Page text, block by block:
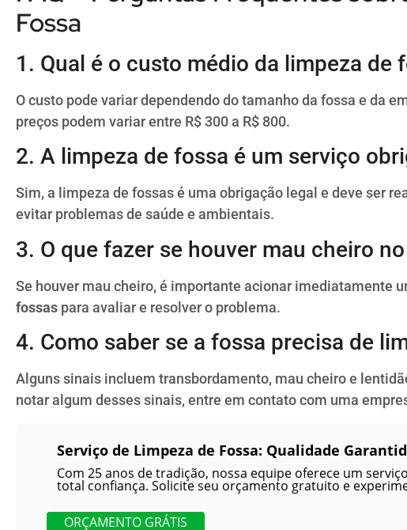
Fossa
1. Qual é o custo médio da limpeza de
O custo pode variar dependendo do tamanho da fossa e da
preços podem variar entre R$ 300 a R$ 800.
2. A limpeza de fossa é um serviço
Sim, a limpeza de fossas é uma obrigação legal e deve ser
evitar problemas de saúde e ambientais.
3. O que fazer se houver mau cheiro
Se houver mau cheiro, é importante acionar imediatamente
fossas para avaliar e resolver o problema.
4. Como saber se a fossa precisa de
Alguns sinais incluem transbordamento, mau cheiro e
notar algum desses sinais, entre em contato com uma
Serviço de Limpeza de Fossa: Qualidade
Com 25 anos de tradição, nossa equipe oferece um
total confiança. Solicite seu orçamento gratuito e
ORÇAMENTO GRÁTIS